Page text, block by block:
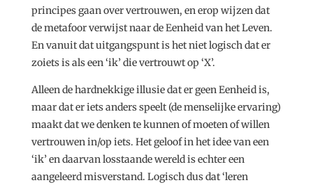
principes gaan over vertrouwen, en erop wijzen dat
de metafoor verwijst naar de Eenheid van het Leven.
En vanuit dat uitgangspunt is het niet logisch dat er
zoiets is als een ‘ik’ die vertrouwt op ‘X’.
Alleen de hardnekkige illusie dat er geen Eenheid is,
maar dat er iets anders speelt (de menselijke ervaring)
maakt dat we denken te kunnen of moeten of willen
vertrouwen in/op iets. Het geloof in het idee van een
‘ik’ en daarvan losstaande wereld is echter een
aangeleerd misverstand. Logisch dus dat ‘leren